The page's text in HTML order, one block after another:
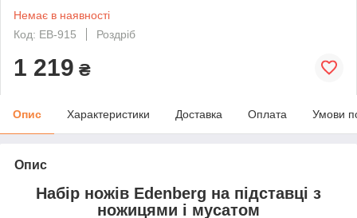
Немає в наявності
Код: EB-915
Роздріб
1 219 ₴
Опис Характеристики Доставка Оплата Умови
Опис
Набір ножів Edenberg на підставці з
ножицями і мусатом